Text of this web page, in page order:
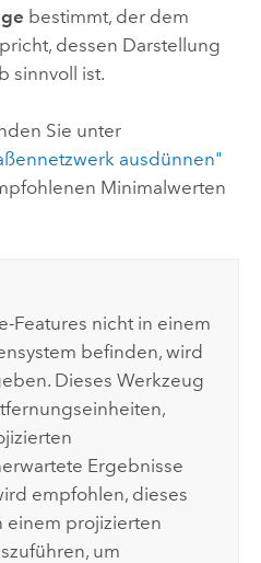
bestimmt, der dem
dessen Darstellung
sinnvoll ist.
Sie unter
ausdünnen"
Minimalwerten
Features nicht in einem
befinden, wird
Dieses Werkzeug
Ergebnisse
empfohlen, dieses
einem projizierten
um